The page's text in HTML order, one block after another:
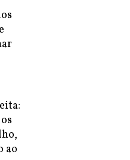
ao